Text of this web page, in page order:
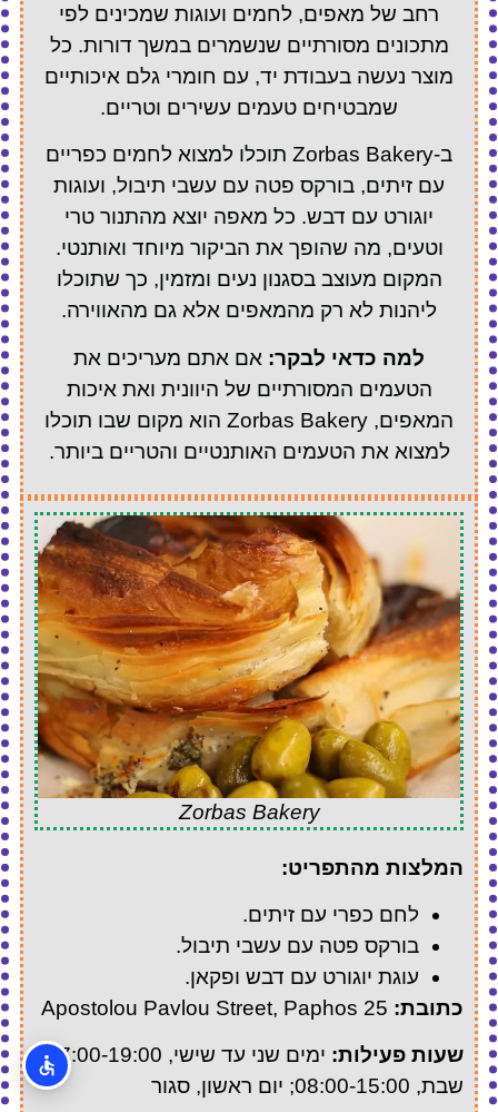
רחב של מאפים, לחמים ועוגות שמכינים לפי
מתכונים מסורתיים שנשמרים במשך דורות. כל
מוצר נעשה בעבודת יד, עם חומרי גלם איכותיים
שמבטיחים טעמים עשירים וטריים.
ב-Zorbas Bakery תוכלו למצוא לחמים כפריים
עם זיתים, בורקס פטה עם עשבי תיבול, ועוגות
יוגורט עם דבש. כל מאפה יוצא מהתנור טרי
וטעים, מה שהופך את הביקור מיוחד ואותנטי.
המקום מעוצב בסגנון נעים ומזמין, כך שתוכלו
ליהנות לא רק מהמאפים אלא גם מהאווירה.
למה כדאי לבקר: אם אתם מעריכים את
הטעמים המסורתיים של היוונית ואת איכות
המאפים, Zorbas Bakery הוא מקום שבו תוכלו
למצוא את הטעמים האותנטיים והטריים ביותר.
Zorbas Bakery
המלצות מהתפריט:
לחם כפרי עם זיתים.
בורקס פטה עם עשבי תיבול.
עוגת יוגורט עם דבש ופקאן.
כתובת:
שעות פעילות:
ימים שני עד שישי, 07:00-19:00;
שבת, 08:00-15:00; יום ראשון, סגור